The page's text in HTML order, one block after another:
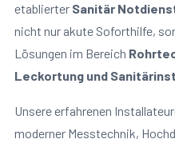
etablierter Sanitär
nicht nur akute Soforthilfe,
Lösungen im Bereich
Leckortung und
Unsere erfahrenen
moderner Messtechnik,